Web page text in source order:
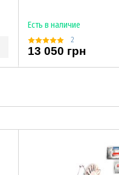
Есть в наличие
2
13 050 грн